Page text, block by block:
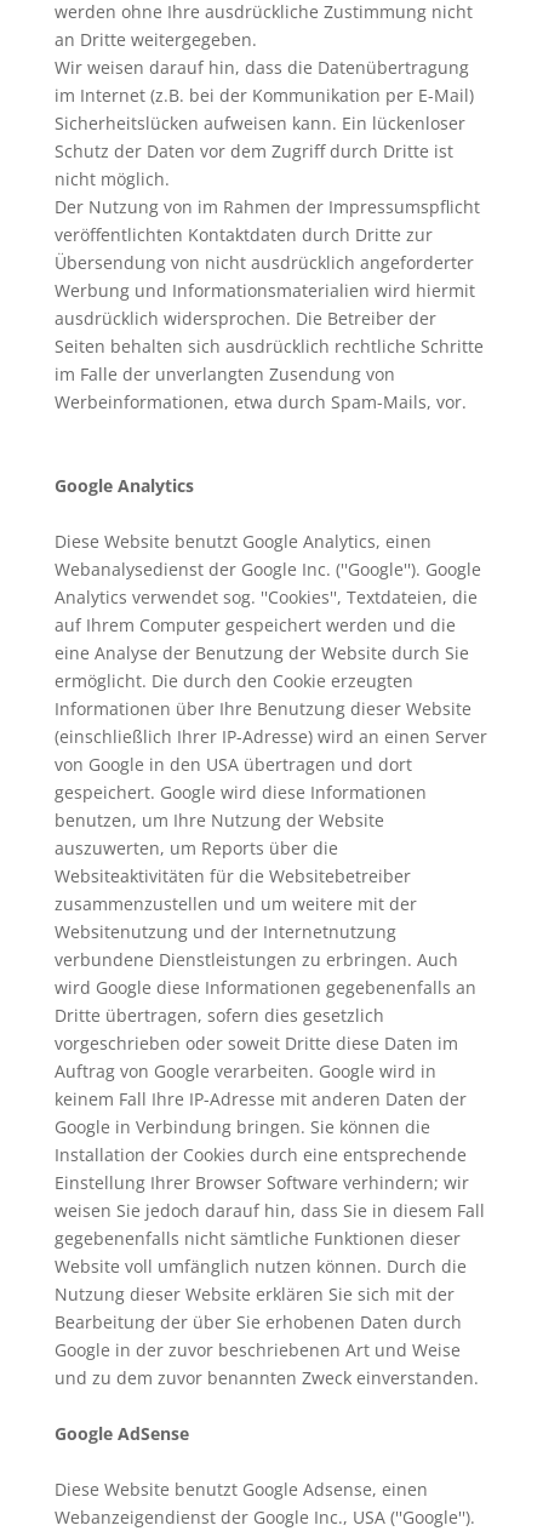
werden ohne Ihre ausdrückliche Zustimmung nicht
an Dritte weitergegeben.
Wir weisen darauf hin, dass die Datenübertragung
im Internet (z.B. bei der Kommunikation per E-Mail)
Sicherheitslücken aufweisen kann. Ein lückenloser
Schutz der Daten vor dem Zugriff durch Dritte ist
nicht möglich.
Der Nutzung von im Rahmen der Impressumspflicht
veröffentlichten Kontaktdaten durch Dritte zur
Übersendung von nicht ausdrücklich angeforderter
Werbung und Informationsmaterialien wird hiermit
ausdrücklich widersprochen. Die Betreiber der
Seiten behalten sich ausdrücklich rechtliche Schritte
im Falle der unverlangten Zusendung von
Werbeinformationen, etwa durch Spam-Mails, vor.
Google Analytics
Diese Website benutzt Google Analytics, einen
Webanalysedienst der Google Inc. (''Google''). Google
Analytics verwendet sog. ''Cookies'', Textdateien, die
auf Ihrem Computer gespeichert werden und die
eine Analyse der Benutzung der Website durch Sie
ermöglicht. Die durch den Cookie erzeugten
Informationen über Ihre Benutzung dieser Website
(einschließlich Ihrer IP-Adresse) wird an einen Server
von Google in den USA übertragen und dort
gespeichert. Google wird diese Informationen
benutzen, um Ihre Nutzung der Website
auszuwerten, um Reports über die
Websiteaktivitäten für die Websitebetreiber
zusammenzustellen und um weitere mit der
Websitenutzung und der Internetnutzung
verbundene Dienstleistungen zu erbringen. Auch
wird Google diese Informationen gegebenenfalls an
Dritte übertragen, sofern dies gesetzlich
vorgeschrieben oder soweit Dritte diese Daten im
Auftrag von Google verarbeiten. Google wird in
keinem Fall Ihre IP-Adresse mit anderen Daten der
Google in Verbindung bringen. Sie können die
Installation der Cookies durch eine entsprechende
Einstellung Ihrer Browser Software verhindern; wir
weisen Sie jedoch darauf hin, dass Sie in diesem Fall
gegebenenfalls nicht sämtliche Funktionen dieser
Website voll umfänglich nutzen können. Durch die
Nutzung dieser Website erklären Sie sich mit der
Bearbeitung der über Sie erhobenen Daten durch
Google in der zuvor beschriebenen Art und Weise
und zu dem zuvor benannten Zweck einverstanden.
Google AdSense
Diese Website benutzt Google Adsense, einen
Webanzeigendienst der Google Inc., USA (''Google'').